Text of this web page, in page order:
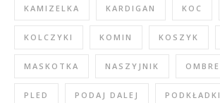
KAMIZELKA KARDIGAN KOC
KOLCZYKI KOMIN KOSZYK
MASKOTKA NASZYJNIK OMBRE
PLED PODAJ DALEJ PODKŁADKI